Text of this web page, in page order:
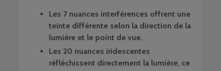
Les 7 nuances interférences offrent une
teinte différente selon la direction de la
lumière et le point de vue.
Les 20 nuances iridescentes
réfléchissent directement la lumière, ce